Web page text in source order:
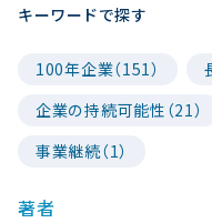
キーワードで探す
100年企業（151）
企業の持続可能性（21）
事業継続（1）
著者